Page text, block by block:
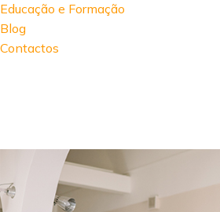
Educação e Formação
Blog
Contactos